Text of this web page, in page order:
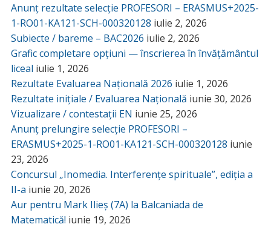
Anunț rezultate selecție PROFESORI – ERASMUS+2025-
1-RO01-KA121-SCH-000320128 iulie 2, 2026
Subiecte / bareme – BAC2026 iulie 2, 2026
Grafic completare opțiuni — înscrierea în învățământul
liceal iulie 1, 2026
Rezultate Evaluarea Națională 2026 iulie 1, 2026
Rezultate inițiale / Evaluarea Națională iunie 30, 2026
Vizualizare / contestații EN iunie 25, 2026
Anunț prelungire selecție PROFESORI –
ERASMUS+2025-1-RO01-KA121-SCH-000320128 iunie
23, 2026
Concursul „Inomedia. Interferențe spirituale”, ediția a
II-a iunie 20, 2026
Aur pentru Mark Ilieș (7A) la Balcaniada de
Matematică! iunie 19, 2026